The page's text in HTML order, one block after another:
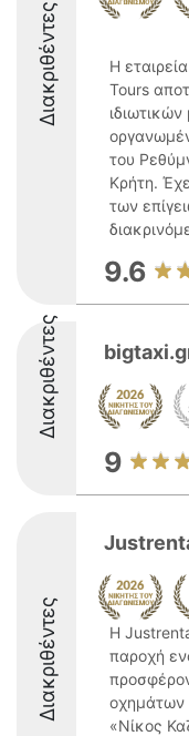
Διακριθέντες
Η
Tours
του
Κρήτη.
των
9.6
Διακριθέντες
9
Διακριθέντες
Η
παροχή
οχημάτων
«Νίκος